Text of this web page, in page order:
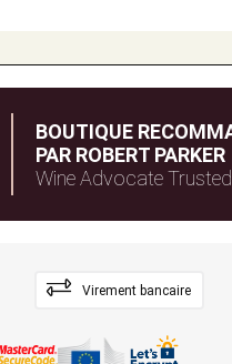
BOUTIQUE
PAR ROBERT PARKER
Wine Advocate
Virement bancaire